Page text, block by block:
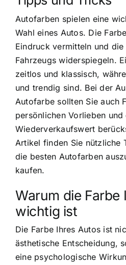
Autofarben spielen eine
Wahl eines Autos. Die
Eindruck vermitteln und
Fahrzeugs widerspiegeln.
zeitlos und klassisch,
und trendig sind. Bei der
Autofarbe sollten Sie auch
persönlichen Vorlieben und
Wiederverkaufswert
Artikel finden Sie nützliche
die besten Autofarben
kaufen.
Warum die Farbe
wichtig ist
Die Farbe Ihres Autos ist
ästhetische Entscheidung,
eine psychologische